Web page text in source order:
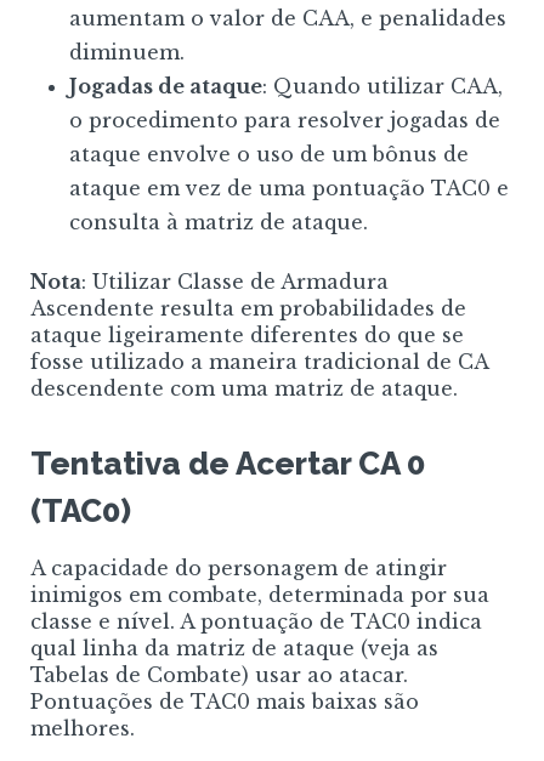
aumentam o valor de CAA, e penalidades
diminuem.
Jogadas de ataque: Quando utilizar CAA,
o procedimento para resolver jogadas de
ataque envolve o uso de um bônus de
ataque em vez de uma pontuação TAC0 e
consulta à matriz de ataque.
Nota: Utilizar Classe de Armadura
Ascendente resulta em probabilidades de
ataque ligeiramente diferentes do que se
fosse utilizado a maneira tradicional de CA
descendente com uma matriz de ataque.
Tentativa de Acertar CA 0
(TAC0)
A capacidade do personagem de atingir
inimigos em combate, determinada por sua
classe e nível. A pontuação de TAC0 indica
qual linha da matriz de ataque (veja as
Tabelas de Combate) usar ao atacar.
Pontuações de TAC0 mais baixas são
melhores.